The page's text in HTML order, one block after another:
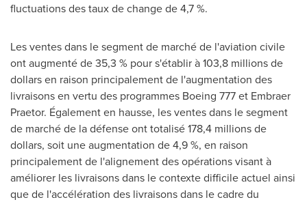
fluctuations des taux de change de 4,7 %.
Les ventes dans le segment de marché de l'aviation civile
ont augmenté de 35,3 % pour s'établir à 103,8 millions de
dollars en raison principalement de l'augmentation des
livraisons en vertu des programmes Boeing 777 et Embraer
Praetor. Également en hausse, les ventes dans le segment
de marché de la défense ont totalisé 178,4 millions de
dollars, soit une augmentation de 4,9 %, en raison
principalement de l'alignement des opérations visant à
améliorer les livraisons dans le contexte difficile actuel ainsi
que de l'accélération des livraisons dans le cadre du